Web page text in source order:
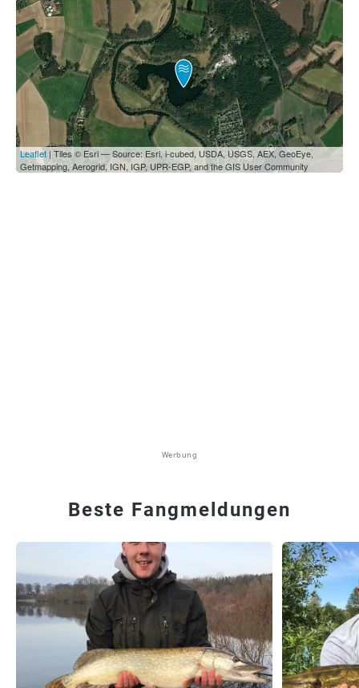
Leaflet | Tiles © Esri — Source: Esri, i-cubed, USDA, USGS, AEX, GeoEye,
Getmapping, Aerogrid, IGN, IGP, UPR-EGP, and the GIS User Community
Werbung
Beste Fangmeldungen